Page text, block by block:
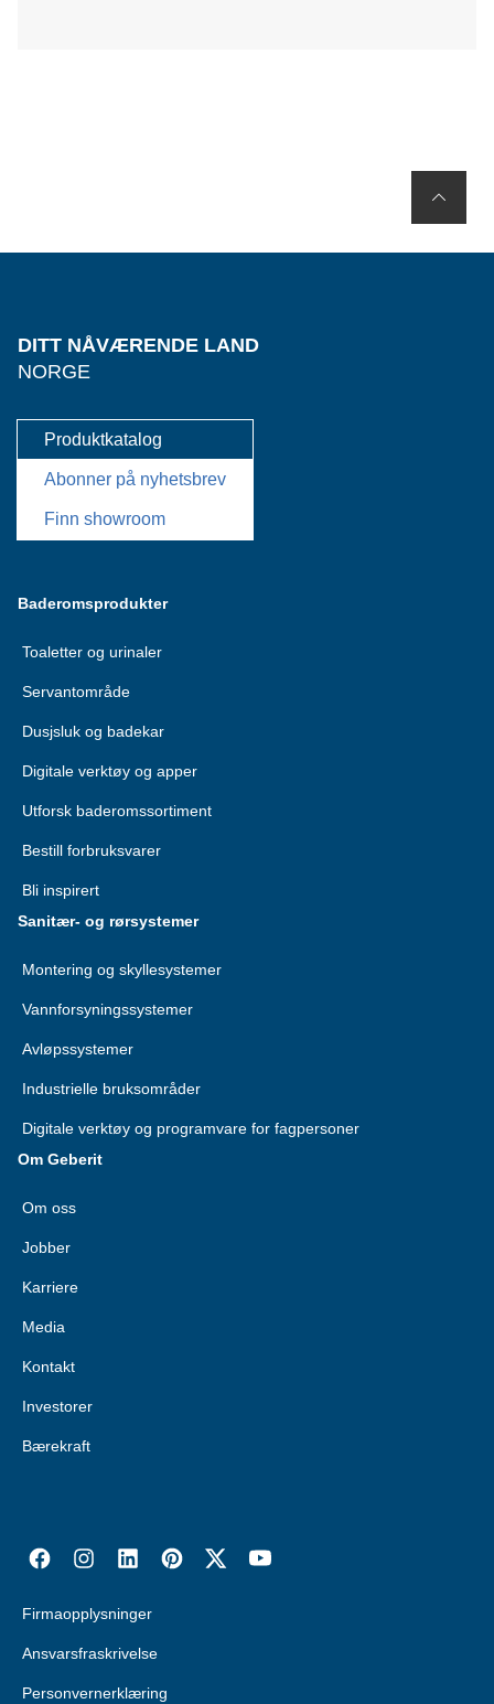
DITT NÅVÆRENDE LAND
NORGE
Produktkatalog
Abonner på nyhetsbrev
Finn showroom
Baderomsprodukter
Toaletter og urinaler
Servantområde
Dusjsluk og badekar
Digitale verktøy og apper
Utforsk baderomssortiment
Bestill forbruksvarer
Bli inspirert
Sanitær- og rørsystemer
Montering og skyllesystemer
Vannforsyningssystemer
Avløpssystemer
Industrielle bruksområder
Digitale verktøy og programvare for fagpersoner
Om Geberit
Om oss
Jobber
Karriere
Media
Kontakt
Investorer
Bærekraft
Firmaopplysninger
Ansvarsfraskrivelse
Personvernerklæring